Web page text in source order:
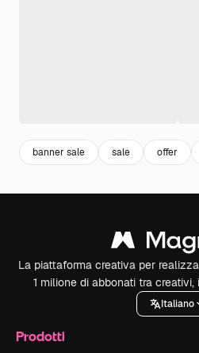
banner sale sale offer
La piattaforma creativa per
1 milione di abbonati tra
Italiano
Prodotti